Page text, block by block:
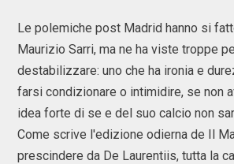
Le polemiche post Madrid hanno si
Maurizio Sarri, ma ne ha viste troppe
destabilizzare: uno che ha ironia e
farsi condizionare o intimidire, se non
idea forte di se e del suo calcio non
Come scrive l'edizione odierna de Il
prescindere da De Laurentiis, tutta la